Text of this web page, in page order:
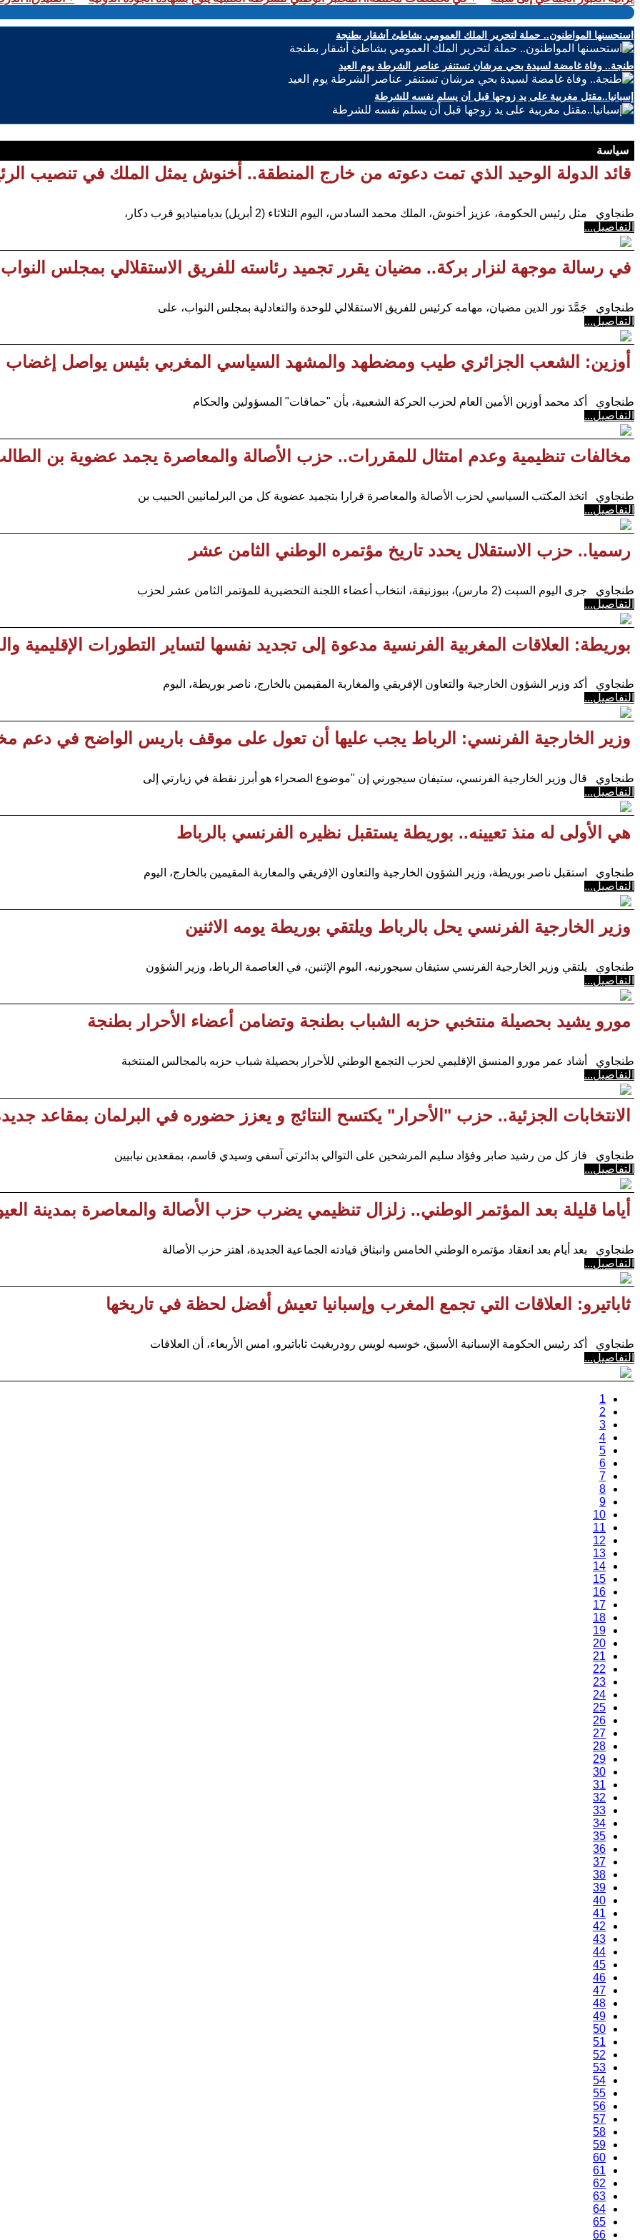
استحسنها المواطنون.. حملة لتحرير الملك العمومي بشاطئ أشقار بطنجة
طنجة.. وفاة غامضة لسيدة بحي مرشان تستنفر عناصر الشرطة يوم العيد
إسبانيا..مقتل مغربية على يد زوجها قبل أن يسلم نفسه للشرطة
سياسة
قائد الدولة الوحيد الذي تمت دعوته من خارج المنطقة.. أخنوش يمثل الملك في تنصيب
طنجاوي مثل رئيس الحكومة، عزيز أخنوش، الملك محمد السادس، اليوم الثلاثاء (2 أبريل) بديامنياديو قرب دكار،
التفاصيل...
في رسالة موجهة لنزار بركة.. مضيان يقرر تجميد رئاسته للفريق الاستقلالي بمجلس النواب
طنجاوي جَمَّدَ نور الدين مضيان، مهامه كرئيس للفريق الاستقلالي للوحدة والتعادلية بمجلس النواب، على
التفاصيل...
أوزين: الشعب الجزائري طيب ومضطهد والمشهد السياسي المغربي بئيس يواصل إغضاب
طنجاوي أكد محمد أوزين الأمين العام لحزب الحركة الشعبية، بأن "حماقات" المسؤولين والحكام
التفاصيل...
مخالفات تنظيمية وعدم امتثال للمقررات.. حزب الأصالة والمعاصرة يجمد عضوية بن
طنجاوي اتخذ المكتب السياسي لحزب الأصالة والمعاصرة قرارا بتجميد عضوية كل من البرلمانيين الحبيب بن
التفاصيل...
رسميا.. حزب الاستقلال يحدد تاريخ مؤتمره الوطني الثامن عشر
طنجاوي جرى اليوم السبت (2 مارس)، ببوزنيقة، انتخاب أعضاء اللجنة التحضيرية للمؤتمر الثامن عشر لحزب
التفاصيل...
بوريطة: العلاقات المغربية الفرنسية مدعوة إلى تجديد نفسها لتساير التطورات الإقليمية
طنجاوي أكد وزير الشؤون الخارجية والتعاون الإفريقي والمغاربة المقيمين بالخارج، ناصر بوريطة، اليوم
التفاصيل...
وزير الخارجية الفرنسي: الرباط يجب عليها أن تعول على موقف باريس الواضح في دعم
طنجاوي قال وزير الخارجية الفرنسي، ستيفان سيجورني إن "موضوع الصحراء هو أبرز نقطة في زيارتي إلى
التفاصيل...
هي الأولى له منذ تعيينه.. بوريطة يستقبل نظيره الفرنسي بالرباط
طنجاوي استقبل ناصر بوريطة، وزير الشؤون الخارجية والتعاون الإفريقي والمغاربة المقيمين بالخارج، اليوم
التفاصيل...
وزير الخارجية الفرنسي يحل بالرباط ويلتقي بوريطة يومه الاثنين
طنجاوي يلتقي وزير الخارجية الفرنسي ستيفان سيجورنيه، اليوم الإثنين، في العاصمة الرباط، وزير الشؤون
التفاصيل...
مورو يشيد بحصيلة منتخبي حزبه الشباب بطنجة وتضامن أعضاء الأحرار بطنجة
طنجاوي أشاد عمر مورو المنسق الإقليمي لحزب التجمع الوطني للأحرار بحصيلة شباب حزبه بالمجالس المنتخبة
التفاصيل...
الانتخابات الجزئية.. حزب "الأحرار" يكتسح النتائج و يعزز حضوره في البرلمان بمقاعد
طنجاوي فاز كل من رشيد صابر وفؤاد سليم المرشحين على التوالي بدائرتي آسفي وسيدي قاسم، بمقعدين نيابيين
التفاصيل...
أياما قليلة بعد المؤتمر الوطني.. زلزال تنظيمي يضرب حزب الأصالة والمعاصرة بمدينة
طنجاوي بعد أيام بعد انعقاد مؤتمره الوطني الخامس وانبثاق قيادته الجماعية الجديدة، اهتز حزب الأصالة
التفاصيل...
ثاباتيرو: العلاقات التي تجمع المغرب وإسبانيا تعيش أفضل لحظة في تاريخها
طنجاوي أكد رئيس الحكومة الإسبانية الأسبق، خوسيه لويس رودريغيث ثاباتيرو، امس الأربعاء، أن العلاقات
التفاصيل...
1
2
3
4
5
6
7
8
9
10
11
12
13
14
15
16
17
18
19
20
21
22
23
24
25
26
27
28
29
30
31
32
33
34
35
36
37
38
39
40
41
42
43
44
45
46
47
48
49
50
51
52
53
54
55
56
57
58
59
60
61
62
63
64
65
66